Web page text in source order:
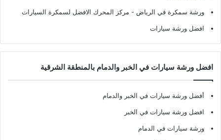
ورشة سمكرة في الرياض - مركز المحرك الافضل لسمكرة السيارات
افضل ورشة سيارات
افضل ورشة سيارات في الخبر والدمام بالمنطقة الشرقية
أفضل ورشة سيارات في الخبر والدمام
افضل ورشة سيارات في الخبر
ورشة سيارات في الدمام